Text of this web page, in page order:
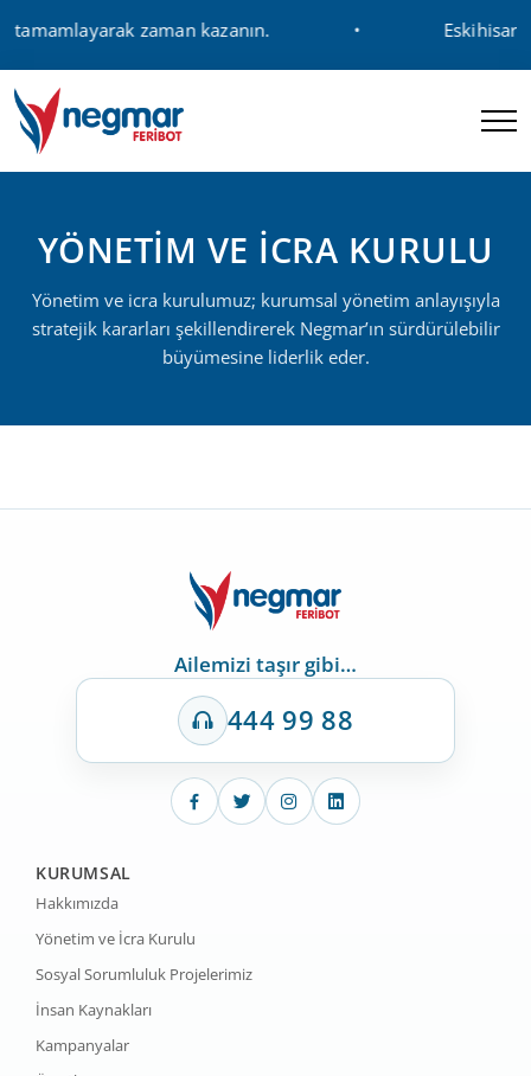
zaman kazanın. Eskihisar
YÖNETİM VE İCRA KURULU
Yönetim ve icra kurulumuz; kurumsal yönetim anlayışıyla
stratejik kararları şekillendirerek Negmar’ın sürdürülebilir
büyümesine liderlik eder.
Ailemizi taşır gibi…
444 99 88
KURUMSAL
Hakkımızda
Yönetim ve İcra Kurulu
Sosyal Sorumluluk Projelerimiz
İnsan Kaynakları
Kampanyalar